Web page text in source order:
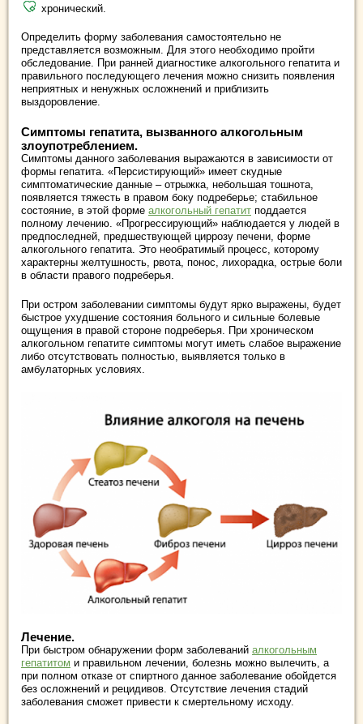
хронический.
Определить форму заболевания самостоятельно не
представляется возможным. Для этого необходимо пройти
обследование. При ранней диагностике алкогольного гепатита и
правильного последующего лечения можно снизить появления
неприятных и ненужных осложнений и приблизить
выздоровление.
Симптомы гепатита, вызванного алкогольным
злоупотреблением.
Симптомы данного заболевания выражаются в зависимости от
формы гепатита. «Персистирующий» имеет скудные
симптоматические данные – отрыжка, небольшая тошнота,
появляется тяжесть в правом боку подреберье; стабильное
состояние, в этой форме алкогольный гепатит поддается
полному лечению. «Прогрессирующий» наблюдается у людей в
предпоследней, предшествующей циррозу печени, форме
алкогольного гепатита. Это необратимый процесс, которому
характерны желтушность, рвота, понос, лихорадка, острые боли
в области правого подреберья.
При остром заболевании симптомы будут ярко выражены, будет
быстрое ухудшение состояния больного и сильные болевые
ощущения в правой стороне подреберья. При хроническом
алкогольном гепатите симптомы могут иметь слабое выражение
либо отсутствовать полностью, выявляется только в
амбулаторных условиях.
Лечение.
При быстром обнаружении форм заболеваний алкогольным
гепатитом и правильном лечении, болезнь можно вылечить, а
при полном отказе от спиртного данное заболевание обойдется
без осложнений и рецидивов. Отсутствие лечения стадий
заболевания сможет привести к смертельному исходу.